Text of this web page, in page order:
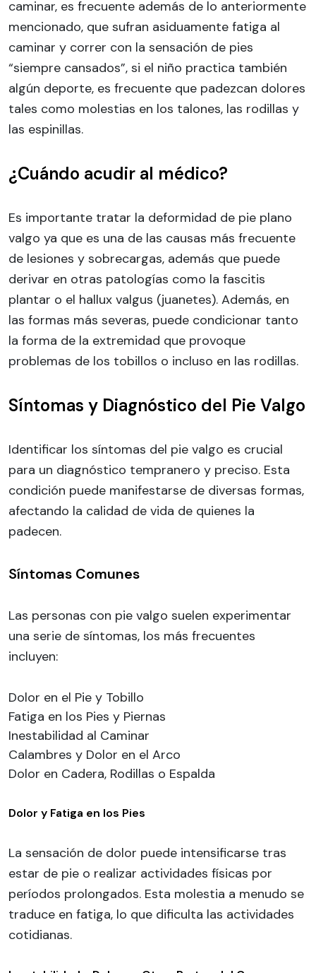
caminar, es frecuente además de lo anteriormente
mencionado, que sufran asiduamente fatiga al
caminar y correr con la sensación de pies
“siempre cansados”, si el niño practica también
algún deporte, es frecuente que padezcan dolores
tales como molestias en los talones, las rodillas y
las espinillas.
¿Cuándo acudir al médico?
Es importante tratar la deformidad de pie plano
valgo ya que es una de las causas más frecuente
de lesiones y sobrecargas, además que puede
derivar en otras patologías como la fascitis
plantar o el hallux valgus (juanetes). Además, en
las formas más severas, puede condicionar tanto
la forma de la extremidad que provoque
problemas de los tobillos o incluso en las rodillas.
Síntomas y Diagnóstico del Pie Valgo
Identificar los síntomas del pie valgo es crucial
para un diagnóstico tempranero y preciso. Esta
condición puede manifestarse de diversas formas,
afectando la calidad de vida de quienes la
padecen.
Síntomas Comunes
Las personas con pie valgo suelen experimentar
una serie de síntomas, los más frecuentes
incluyen:
Dolor en el Pie y Tobillo
Fatiga en los Pies y Piernas
Inestabilidad al Caminar
Calambres y Dolor en el Arco
Dolor en Cadera, Rodillas o Espalda
Dolor y Fatiga en los Pies
La sensación de dolor puede intensificarse tras
estar de pie o realizar actividades físicas por
períodos prolongados. Esta molestia a menudo se
traduce en fatiga, lo que dificulta las actividades
cotidianas.